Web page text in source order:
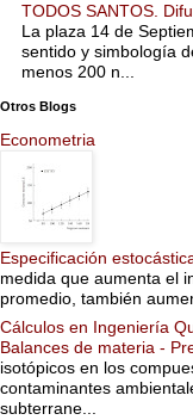
TODOS SANTOS.
La plaza 14 de
sentido y simbología
menos 200 n...
Otros Blogs
Econometria
Especificación
medida que aumenta el
promedio, también
Cálculos en Ingeniería
Balances de materia -
isotópicos en los
contaminantes
subterrane...